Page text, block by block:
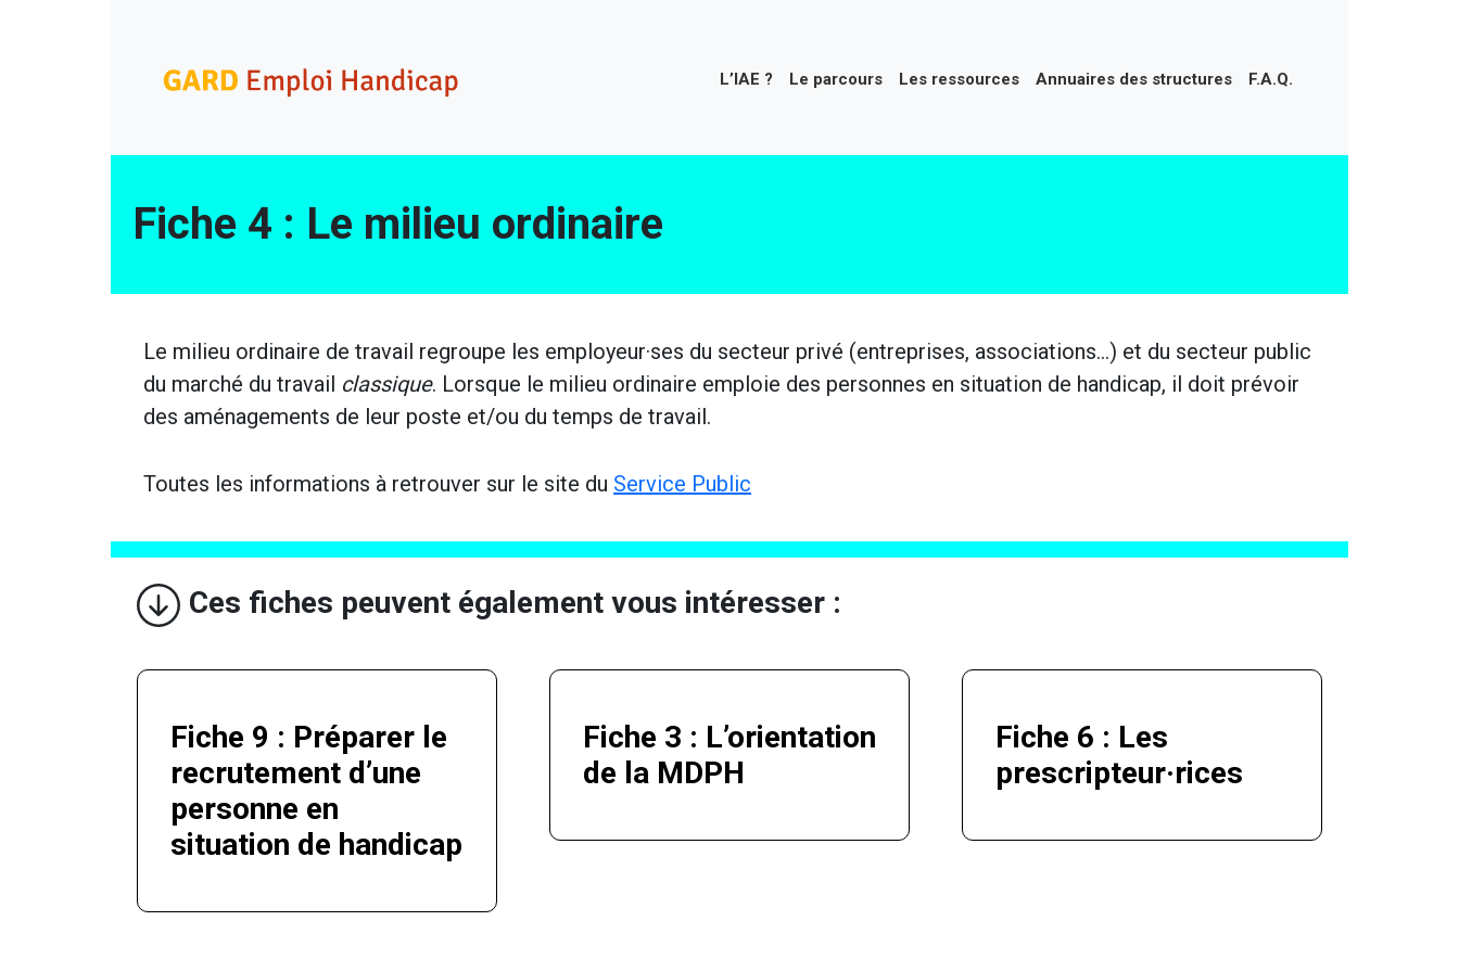
content
L’IAE ? Le parcours Les ressources Annuaires des structures F.A.Q.
Fiche 4 : Le milieu ordinaire
Le milieu ordinaire de travail regroupe les employeur·ses du secteur privé (entreprises, associations…) et du secteur public
du marché du travail classique. Lorsque le milieu ordinaire emploie des personnes en situation de handicap, il doit prévoir
des aménagements de leur poste et/ou du temps de travail.
Toutes les informations à retrouver sur le site du Service Public
Ces fiches peuvent également vous intéresser :
Fiche 9 : Préparer le
recrutement d’une
personne en
situation de handicap
Fiche 3 : L’orientation
de la MDPH
Fiche 6 : Les
prescripteur·rices